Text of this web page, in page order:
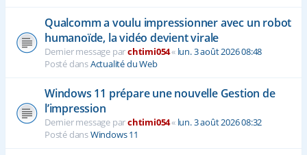
Qualcomm a voulu impressionner avec un robot
humanoïde, la vidéo devient virale
Dernier message parchtimi054« lun. 3 août 2026 08:48
Posté dansActualité du Web
Windows 11 prépare une nouvelle Gestion de
l’impression
Dernier message parchtimi054« lun. 3 août 2026 08:32
Posté dansWindows 11